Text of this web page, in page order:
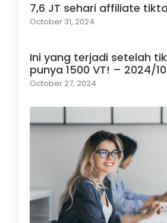
7,6 JT sehari affiliate
October 31, 2024
Ini yang terjadi setelah
punya 1500 VT! – 2024/
October 27, 2024